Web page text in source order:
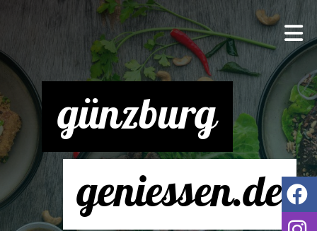
günzburg
geniessen.de